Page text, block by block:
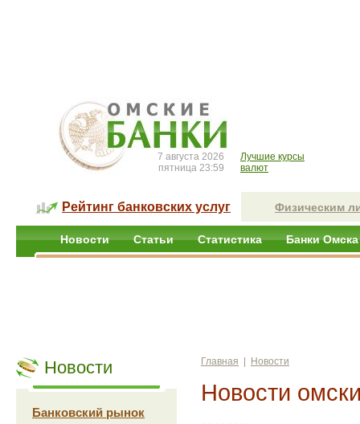
7 августа 2026
пятница 23:59
Лучшие курсы
валют
Рейтинг банковских услуг Физическим
Новости Статьи Статистика Банки Омска
Новости
Банковский рынок
Главная Новости
Новости